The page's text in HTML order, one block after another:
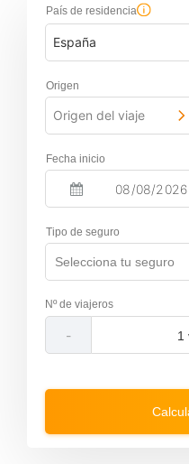
País de residencia
España
Origen
Origen del viaje
Fecha inicio
N
v
g
a
e
r
o
Nº de viajeros
-
Tipo de seguro
Selecciona tu seguro